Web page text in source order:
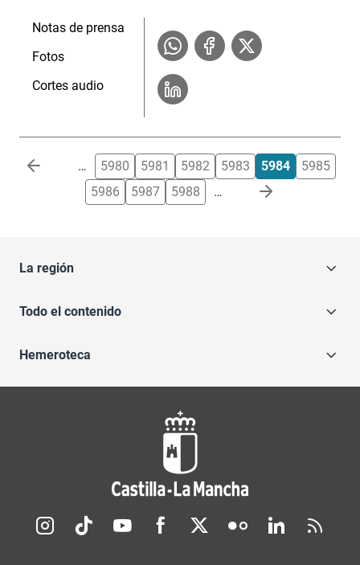
Notas de prensa
Fotos
Cortes audio
Paginación … 5980 5981 5982 5983 5984
5985
5986
5987 5988 …
La región
Todo el contenido
Hemeroteca
Redes sociales JCCM